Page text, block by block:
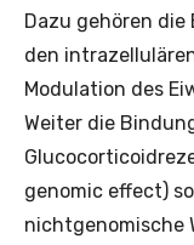
Dazu gehören
den
Modulation des
Weiter die
genomic effect)
nichtgenomische